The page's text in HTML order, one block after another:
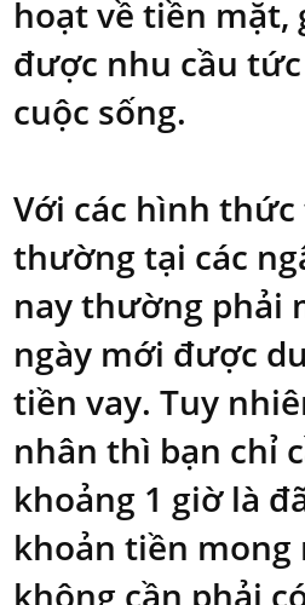
hoạt về tiền mặt,
được nhu cầu
cuộc sống.
Với các hình
thường tại các
nay thường phải
ngày mới được
tiền vay. Tuy
nhân thì bạn chỉ
khoảng 1 giờ là
khoản tiền mong
không cần phải